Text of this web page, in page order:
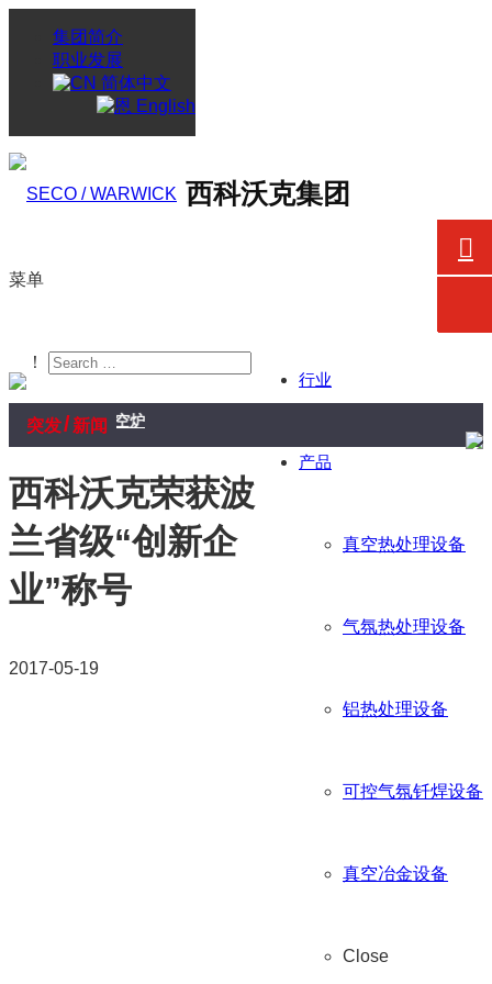
集团简介
职业发展
简体中文
English
西科沃克集团
菜单
行业
产品
真空热处理设备
气氛热处理设备
铝热处理设备
可控气氛钎焊设备
真空冶金设备
Close
！
突发/新闻
天业务交付真空炉
西科沃克荣获波
兰省级“创新企
业”称号
2017-05-19